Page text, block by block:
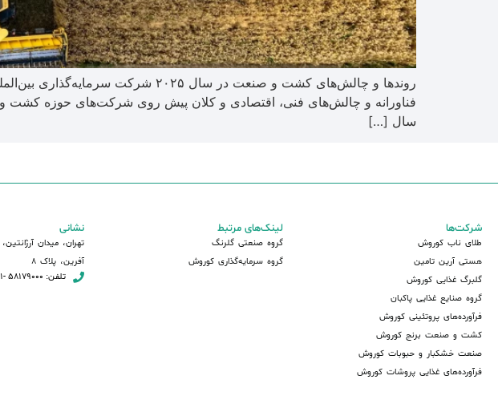
فناورانه و چالش‌های فنی، اقتصادی و کلان پیش روی شرکت‌های حوزه کشت و
سال […]
شرکت‌ها
طلای ناب کوروش
هستی آرین تامین
گلبرگ غذایی کوروش
گروه صنایع غذایی پاکبان
فرآورده‌های پروتئینی کوروش
کشت و صنعت برنج کوروش
صنعت خشکبار و حبوبات کوروش
فرآورده‌های غذایی پروشات کوروش
لینک‌های مرتبط
گروه صنعتی گلرنگ
گروه سرمایه‌گذاری کوروش
نشانی
تهران، میدان
آفرین، پلاک 8
تلفن: 58179000 -021